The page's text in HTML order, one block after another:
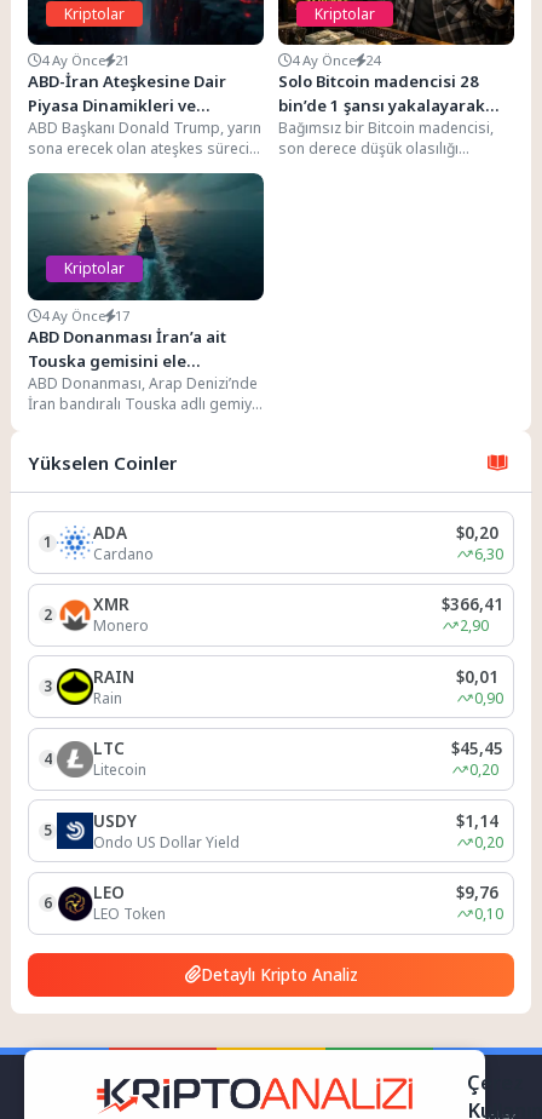
Kriptolar
4 Ay Önce 21
ABD-İran Ateşkesine Dair
Piyasa Dinamikleri ve
Yatırımcı Beklentileri Gözetim
Altında
ABD Başkanı Donald Trump, yarın
sona erecek olan ateşkes sürecini
kendi şartlarıyla sonlandırma
yönünde baskı...
Kriptolar
4 Ay Önce 24
Solo Bitcoin madencisi 28
bin’de 1 şansı yakalayarak
210 bin dolar kazandı
Bağımsız bir Bitcoin madencisi,
son derece düşük olasılığı
Kriptolar
4 Ay Önce 17
ABD Donanması İran’a ait
Touska gemisini ele
geçirince Gözler Hürmüz
Boğazı’na çevrildi
ABD Donanması, Arap Denizi’nde
İran bandıralı Touska adlı gemiye
Yükselen Coinler
1 ADA
Cardano
$0,20
6,30
2 XMR
Monero
$366,41
2,90
3 RAIN
Rain
$0,01
0,90
4 LTC
Litecoin
$45,45
0,20
5 USDY
Ondo US Dollar Yield
$1,14
0,20
6 LEO
LEO Token
$9,76
0,10
Detaylı Kripto Analiz
Çerez